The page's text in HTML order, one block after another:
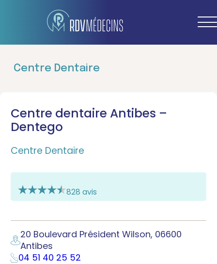
Centre Dentaire
Centre dentaire Antibes –
Dentego
Centre Dentaire
828 avis
20 Boulevard Président Wilson, 06600
Antibes
04 51 40 25 52